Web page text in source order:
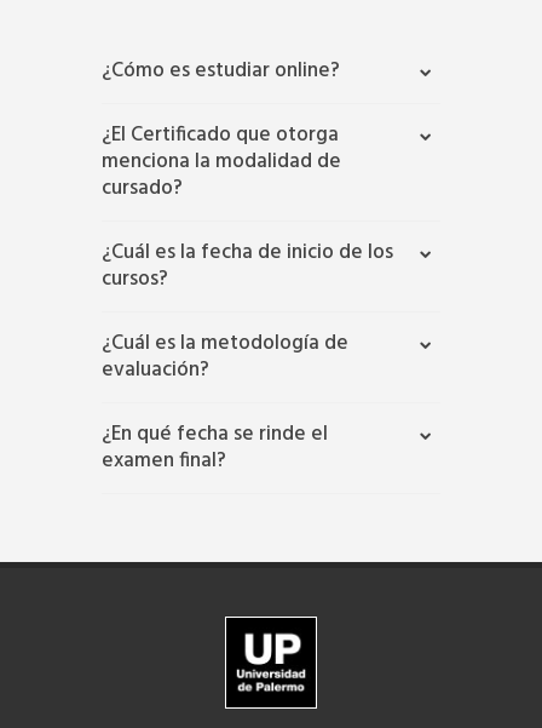
¿Cómo es estudiar online?
¿El Certificado que otorga
menciona la modalidad de
cursado?
¿Cuál es la fecha de inicio de los
cursos?
¿Cuál es la metodología de
evaluación?
¿En qué fecha se rinde el
examen final?